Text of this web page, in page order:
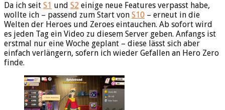
Da ich seit S1 und S2 einige neue Features verpasst habe,
wollte ich – passend zum Start von S10 – erneut in die
Welten der Heroes und Zeroes eintauchen. Ab sofort wird
es jeden Tag ein Video zu diesem Server geben. Anfangs ist
erstmal nur eine Woche geplant – diese lässt sich aber
einfach verlängern, sofern ich wieder Gefallen an Hero Zero
finde.